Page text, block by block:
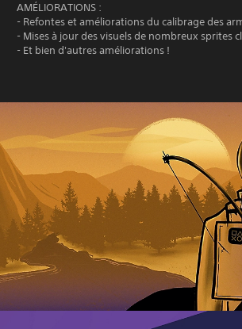
AMÉLIORATIONS :
- Refontes et améliorations du calibrage des
- Mises à jour des visuels de nombreux sprites
- Et bien d'autres améliorations !